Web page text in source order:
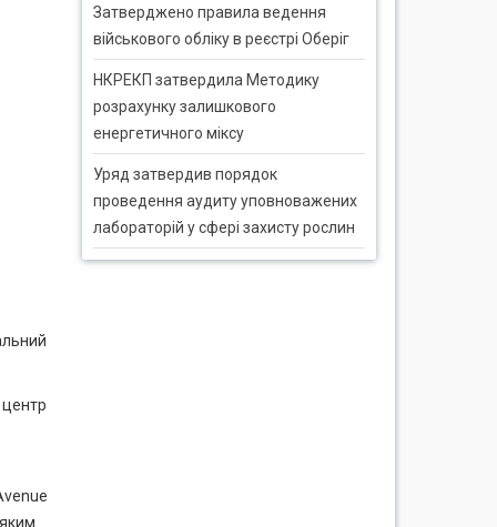
Затверджено правила ведення
військового обліку в реєстрі Оберіг
НКРЕКП затвердила Методику
розрахунку залишкового
енергетичного міксу
Уряд затвердив порядок
проведення аудиту уповноважених
лабораторій у сфері захисту рослин